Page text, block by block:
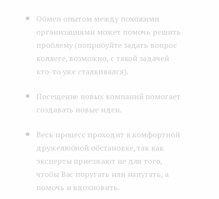
Обмен опытом между похожими
организациями может помочь решить
проблему (попробуйте задать вопрос
коллеге, возможно, с такой задачей
кто-то уже сталкивался).
Посещение новых компаний помогает
создавать новые идеи.
Весь процесс проходит в комфортной
дружелюбной обстановке, так как
эксперты приезжают не для того,
чтобы Вас поругать или напугать, а
помочь и вдохновить.